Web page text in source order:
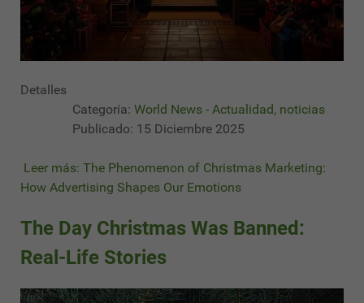
Detalles
Categoría: World News - Actualidad, noticias
Publicado: 15 Diciembre 2025
Leer más: The Phenomenon of Christmas Marketing:
How Advertising Shapes Our Emotions
The Day Christmas Was Banned:
Real-Life Stories